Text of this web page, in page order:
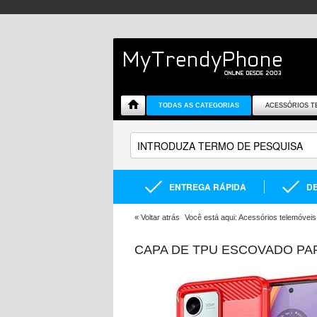
TODAS AS CATEGORIAS ACESSÓRIOS
ENTREGA RÁPIDA
« Voltar atrás Você está aqui: Acessórios telemóveis
CAPA DE TPU ESCOVADO